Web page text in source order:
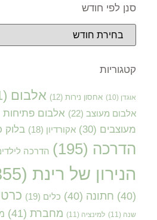
סנן לפי חודש
קטגוריות
אוגדן (10) אחסון נירות (12) אלבום (91)
אלבום מעוצב (22) אלבום פתיחות
מעוצבים (30) אקורדיון (18) בלוק
הדרכה (195) הדרכה
הנירון של רינת (355)
(40)
חתונה (40) כלים (19)
שנה (11) למינציה (11) מחברת (41)